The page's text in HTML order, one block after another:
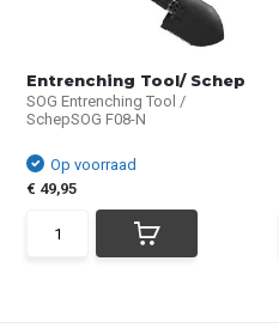
Entrenching Tool/ Schep
SOG Entrenching Tool /
SchepSOG F08-N
Op voorraad
€ 49,95